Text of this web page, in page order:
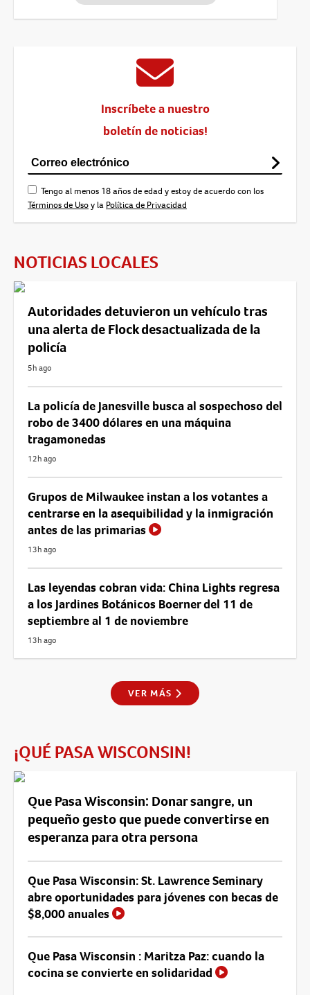
Inscríbete a nuestro
boletín de noticias!
Tengo al menos 18 años de edad y estoy de acuerdo con los
Términos de Usoy la Política de Privacidad
NOTICIAS LOCALES
Autoridades detuvieron un vehículo tras
una alerta de Flock desactualizada de la
policía
5h ago
La policía de Janesville busca al sospechoso del
robo de 3400 dólares en una máquina
tragamonedas
12h ago
Grupos de Milwaukee instan a los votantes a
centrarse en la asequibilidad y la inmigración
antes de las primarias
13h ago
Las leyendas cobran vida: China Lights regresa
a los Jardines Botánicos Boerner del 11 de
septiembre al 1 de noviembre
13h ago
VER MÁS
¡QUÉ PASA WISCONSIN!
Que Pasa Wisconsin: Donar sangre, un
pequeño gesto que puede convertirse en
esperanza para otra persona
Que Pasa Wisconsin: St. Lawrence Seminary
abre oportunidades para jóvenes con becas de
$8,000 anuales
Que Pasa Wisconsin : Maritza Paz: cuando la
cocina se convierte en solidaridad